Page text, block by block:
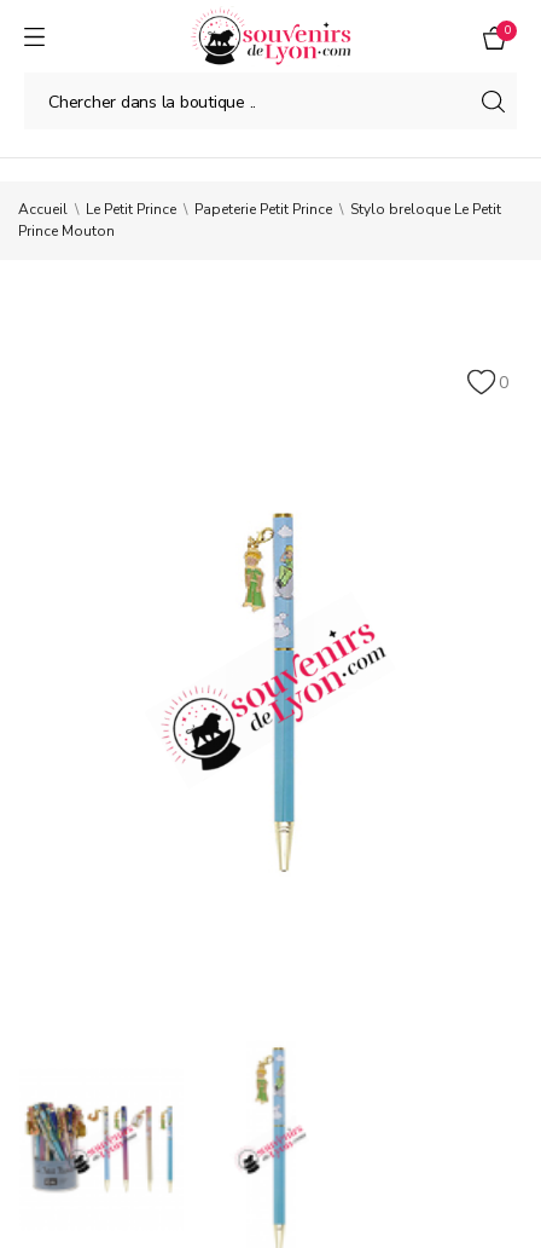
0
Accueil Le Petit Prince Papeterie Petit Prince
Stylo breloque Le Petit
Prince Mouton
0